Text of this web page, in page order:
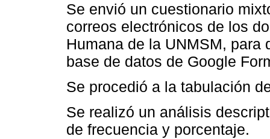
Se envió un cuestionario
correos electrónicos de los
Humana de la UNMSM, para
base de datos de Google
Se procedió a la tabulación
Se realizó un análisis
de frecuencia y porcentaje.